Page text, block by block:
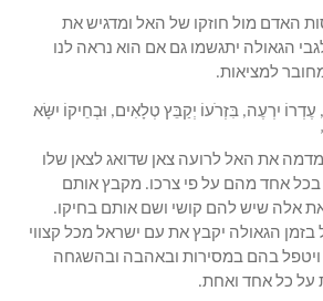
האדם מול חוזקו של האל ומדגיש את
הגאולה יתגשמו גם אם הוא נראה לנו
למציאות.
עֶדְרוֹ יִרְעֶה, בִּזְרֹעוֹ יְקַבֵּץ טְלָאִים, וּבְחֵיקוֹ יִשָּׂא
את האל לרועה צאן שדואג לצאן שלו
אחד מהם על פי צרכו. מקבץ אותם
אלה שיש להם קושי ושם אותם בחיקו.
בזמן הגאולה יקבץ את עם ישראל מכל קצווי
בהם במסירות ובאהבה ובהשגחה
על כל אחד ואחת.